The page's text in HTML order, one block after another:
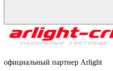
официальный партнер Arlight